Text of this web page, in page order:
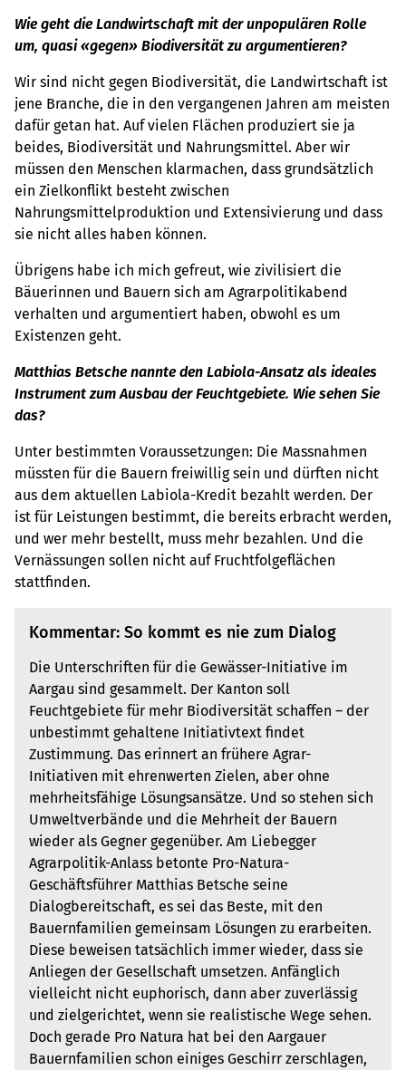
Wie geht die Landwirtschaft mit der unpopulären Rolle
um, quasi «gegen» Biodiversität zu argumentieren?
Wir sind nicht gegen Biodiversität, die Landwirtschaft ist
jene Branche, die in den vergangenen Jahren am meisten
dafür getan hat. Auf vielen Flächen produziert sie ja
beides, Biodiversität und Nahrungsmittel. Aber wir
müssen den Menschen klarmachen, dass grundsätzlich
ein Zielkonflikt besteht zwischen
Nahrungsmittelproduktion und Extensivierung und dass
sie nicht alles haben können.
Übrigens habe ich mich gefreut, wie zivilisiert die
Bäuerinnen und Bauern sich am Agrarpolitikabend
verhalten und argumentiert haben, obwohl es um
Existenzen geht.
Matthias Betsche nannte den Labiola-Ansatz als ideales
Instrument zum Ausbau der Feuchtgebiete. Wie sehen Sie
das?
Unter bestimmten Voraussetzungen: Die Massnahmen
müssten für die Bauern freiwillig sein und dürften nicht
aus dem aktuellen Labiola-Kredit bezahlt werden. Der
ist für Leistungen bestimmt, die bereits erbracht werden,
und wer mehr bestellt, muss mehr bezahlen. Und die
Vernässungen sollen nicht auf Fruchtfolgeflächen
stattfinden.
Kommentar: So kommt es nie zum Dialog
Die Unterschriften für die Gewässer-Initiative im
Aargau sind gesammelt. Der Kanton soll
Feuchtgebiete für mehr Biodiversität schaffen – der
unbestimmt gehaltene Initiativtext findet
Zustimmung. Das erinnert an frühere Agrar-
Initiativen mit ehrenwerten Zielen, aber ohne
mehrheitsfähige Lösungsansätze. Und so stehen sich
Umweltverbände und die Mehrheit der Bauern
wieder als Gegner gegenüber. Am Liebegger
Agrarpolitik-Anlass betonte Pro-Natura-
Geschäftsführer Matthias Betsche seine
Dialogbereitschaft, es sei das Beste, mit den
Bauernfamilien gemeinsam Lösungen zu erarbeiten.
Diese beweisen tatsächlich immer wieder, dass sie
Anliegen der Gesellschaft umsetzen. Anfänglich
vielleicht nicht euphorisch, dann aber zuverlässig
und zielgerichtet, wenn sie realistische Wege sehen.
Doch gerade Pro Natura hat bei den Aargauer
Bauernfamilien schon einiges Geschirr zerschlagen,